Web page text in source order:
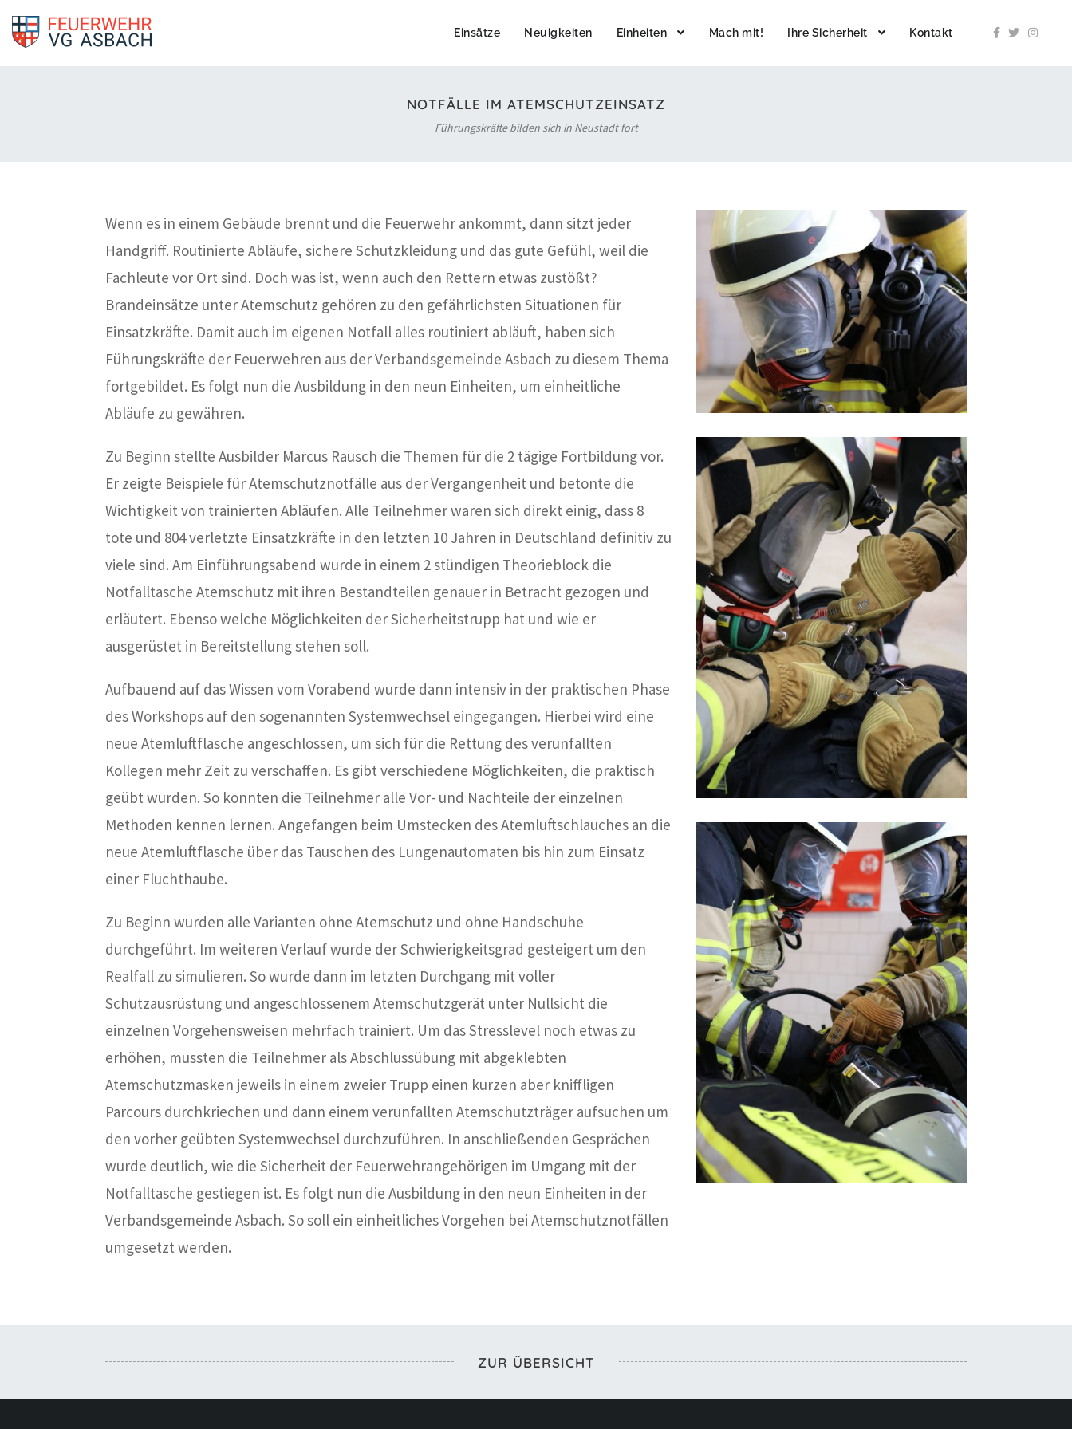
Einsätze Neuigkeiten Einheiten Mach mit! Ihre Sicherheit Kontakt
NOTFÄLLE IM ATEMSCHUTZEINSATZ
Führungskräfte bilden sich in Neustadt fort
Wenn es in einem Gebäude brennt und die Feuerwehr ankommt, dann sitzt jeder
Handgriff. Routinierte Abläufe, sichere Schutzkleidung und das gute Gefühl, weil die
Fachleute vor Ort sind. Doch was ist, wenn auch den Rettern etwas zustößt?
Brandeinsätze unter Atemschutz gehören zu den gefährlichsten Situationen für
Einsatzkräfte. Damit auch im eigenen Notfall alles routiniert abläuft, haben sich
Führungskräfte der Feuerwehren aus der Verbandsgemeinde Asbach zu diesem Thema
fortgebildet. Es folgt nun die Ausbildung in den neun Einheiten, um einheitliche
Abläufe zu gewähren.
Zu Beginn stellte Ausbilder Marcus Rausch die Themen für die 2 tägige Fortbildung vor.
Er zeigte Beispiele für Atemschutznotfälle aus der Vergangenheit und betonte die
Wichtigkeit von trainierten Abläufen. Alle Teilnehmer waren sich direkt einig, dass 8
tote und 804 verletzte Einsatzkräfte in den letzten 10 Jahren in Deutschland definitiv zu
viele sind. Am Einführungsabend wurde in einem 2 stündigen Theorieblock die
Notfalltasche Atemschutz mit ihren Bestandteilen genauer in Betracht gezogen und
erläutert. Ebenso welche Möglichkeiten der Sicherheitstrupp hat und wie er
ausgerüstet in Bereitstellung stehen soll.
Aufbauend auf das Wissen vom Vorabend wurde dann intensiv in der praktischen Phase
des Workshops auf den sogenannten Systemwechsel eingegangen. Hierbei wird eine
neue Atemluftflasche angeschlossen, um sich für die Rettung des verunfallten
Kollegen mehr Zeit zu verschaffen. Es gibt verschiedene Möglichkeiten, die praktisch
geübt wurden. So konnten die Teilnehmer alle Vor- und Nachteile der einzelnen
Methoden kennen lernen. Angefangen beim Umstecken des Atemluftschlauches an die
neue Atemluftflasche über das Tauschen des Lungenautomaten bis hin zum Einsatz
einer Fluchthaube.
Zu Beginn wurden alle Varianten ohne Atemschutz und ohne Handschuhe
durchgeführt. Im weiteren Verlauf wurde der Schwierigkeitsgrad gesteigert um den
Realfall zu simulieren. So wurde dann im letzten Durchgang mit voller
Schutzausrüstung und angeschlossenem Atemschutzgerät unter Nullsicht die
einzelnen Vorgehensweisen mehrfach trainiert. Um das Stresslevel noch etwas zu
erhöhen, mussten die Teilnehmer als Abschlussübung mit abgeklebten
Atemschutzmasken jeweils in einem zweier Trupp einen kurzen aber kniffligen
Parcours durchkriechen und dann einem verunfallten Atemschutzträger aufsuchen um
den vorher geübten Systemwechsel durchzuführen. In anschließenden Gesprächen
wurde deutlich, wie die Sicherheit der Feuerwehrangehörigen im Umgang mit der
Notfalltasche gestiegen ist. Es folgt nun die Ausbildung in den neun Einheiten in der
Verbandsgemeinde Asbach. So soll ein einheitliches Vorgehen bei Atemschutznotfällen
umgesetzt werden.
ZUR ÜBERSICHT